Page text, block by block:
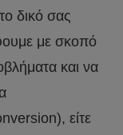
δικό σας
με σκοπό
και να
είτε